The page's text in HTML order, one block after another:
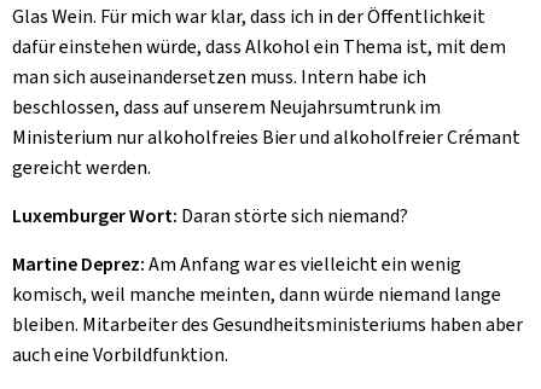
Glas Wein. Für mich war klar, dass ich in der Öffentlichkeit
dafür einstehen würde, dass Alkohol ein Thema ist, mit dem
man sich auseinandersetzen muss. Intern habe ich
beschlossen, dass auf unserem Neujahrsumtrunk im
Ministerium nur alkoholfreies Bier und alkoholfreierCrémant
gereicht werden.
Luxemburger Wort: Daran störte sich niemand?
Martine Deprez:Am Anfang war es vielleicht ein wenig
komisch, weil manche meinten, dann würde niemand lange
bleiben. Mitarbeiter des Gesundheitsministeriums haben aber
auch eine Vorbildfunktion.